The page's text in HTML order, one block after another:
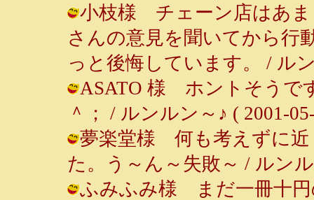
小枝様 チェーン店はあま
さんの意見を聞いてから行
っと後悔しています。 / ル
ASATO 様 ホントそうで
＾； / ルンルン～♪ ( 2001-
夢楽堂様 何も考えずに近
た。う～ん～失敗～ / ルン
ふみふみ様 まだ一冊十円